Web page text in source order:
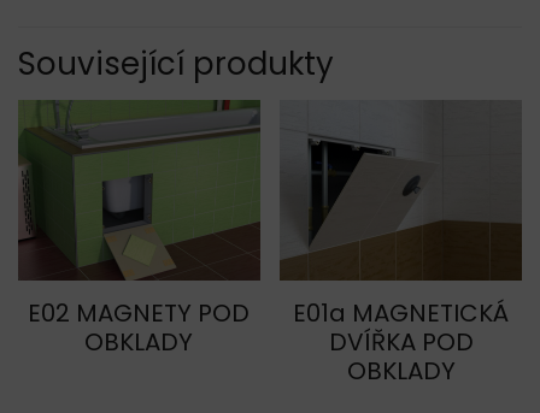
Související produkty
E02 MAGNETY POD
OBKLADY
E01a MAGNETICKÁ
DVÍŘKA POD
OBKLADY